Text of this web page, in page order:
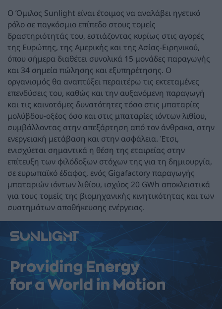
Ο Όμιλος Sunlight είναι έτοιμος να αναλάβει ηγετικό
ρόλο σε παγκόσμιο επίπεδο στους τομείς
δραστηριότητάς του, εστιάζοντας κυρίως στις αγορές
της Ευρώπης, της Αμερικής και της Ασίας-Ειρηνικού,
όπου σήμερα διαθέτει συνολικά 15 μονάδες παραγωγής
και 34 σημεία πώλησης και εξυπηρέτησης. Ο
οργανισμός θα αναπτύξει περαιτέρω τις εκτεταμένες
επενδύσεις του, καθώς και την αυξανόμενη παραγωγή
και τις καινοτόμες δυνατότητες τόσο στις μπαταρίες
μολύβδου-οξέος όσο και στις μπαταρίες ιόντων λιθίου,
συμβάλλοντας στην απεξάρτηση από τον άνθρακα, στην
ενεργειακή μετάβαση και στην ασφάλεια. Έτσι,
ενισχύεται σημαντικά η θέση της εταιρείας στην
επίτευξη των φιλόδοξων στόχων της για τη δημιουργία,
σε ευρωπαϊκό έδαφος, ενός Gigafactory παραγωγής
μπαταριών ιόντων λιθίου, ισχύος 20 GWh αποκλειστικά
για τους τομείς της βιομηχανικής κινητικότητας και των
συστημάτων αποθήκευσης ενέργειας.